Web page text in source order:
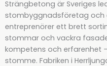
Strängbetong är Sveriges
stombyggnadsföretag och
entreprenörer ett brett
stommar och vackra
kompetens och erfarenhet
stomme. Fabriken i